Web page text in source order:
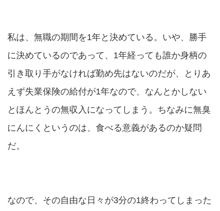
私は、無職の期間を1年と決めている。いや、勝手
に決めているのであって、1年経っても誰か身柄の
引き取り手がなければ勤め先はないのだが、とりあ
えず失業保険の給付が1年なので、なんとかしない
とほんとうの無収入になってしまう。ちなみに無臭
にんにくというのは、食べる意義があるのか疑問
だ。
なので、その自由な日々が3分の1終わってしまった